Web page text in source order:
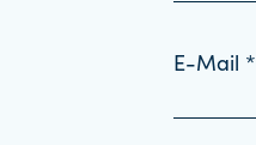
E-Mail *